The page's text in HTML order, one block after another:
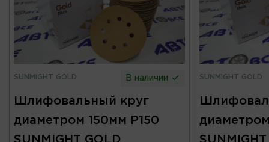
SUNMIGHT GOLD В наличии
Шлифовальный круг
диаметром 150мм P150
SUNMIGHT GOLD
SUNMIGHT GOLD